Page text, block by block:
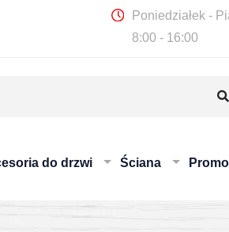
Poniedziałek -
8:00 - 16:00
do drzwi Ściana